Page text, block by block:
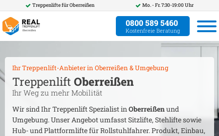
Treppenlifte fürOberreißen Mo. - Fr. 7:30-19:00 Uhr
0800 589 5460
Kostenfreie Beratung
Ihr Treppenlift-Anbieter in Oberreißen & Umgebung
Treppenlift Oberreißen
Ihr Weg zu mehr Mobilität
Wir sind Ihr Treppenlift Spezialist inOberreißenund
Umgebung. Unser Angebot umfasst Sitzlifte, Stehlifte sowie
Hub- und Plattformlifte für Rollstuhlfahrer. Produkt, Einbau,